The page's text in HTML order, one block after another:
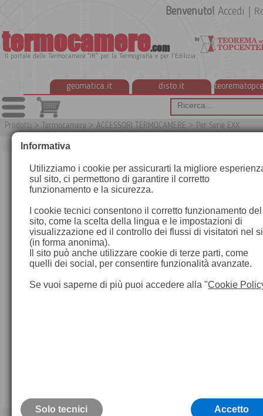
termocamere.com
Il portale delle Termocamere "IR" per la Termografia e per l'Edilizia
geomatica.it disto.it
Benvenuto! Accedi
Prodotti > Termocamere > ACCESSORI TERMOCAMERE > Per Serie EXX
Informativa
Utilizziamo i cookie per assicurarti la migliore
sul sito, ci permettono di garantire il corretto
funzionamento e la sicurezza.
I cookie tecnici consentono il corretto funzionamento del
sito, come la scelta della lingua e le impostazioni di
visualizzazione ed il controllo dei flussi di visitatori nel
(in forma anonima).
Il sito può anche utilizzare cookie di terze parti, come
quelli dei social, per consentire funzionalità avanzate.
Se vuoi saperne di più puoi accedere alla "Cookie
Solo tecnici Accetto